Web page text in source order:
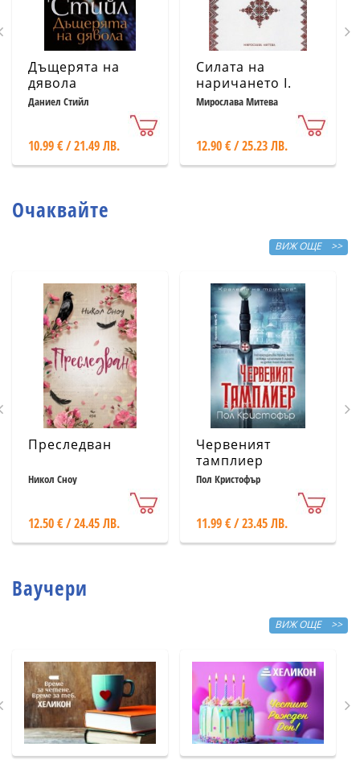
Дъщерята на
дявола
Даниел Стийл
10.99 € / 21.49 ЛВ.
Силата на
наричането І.
Тайната на
български
обичаи, които
Мирослава Митева
12.90 € / 25.23 ЛВ.
Очаквайте
ВИЖ ОЩЕ >>
Преследван
Никол Сноу
12.50 € / 24.45 ЛВ.
Червеният
тамплиер
Пол Кристофър
11.99 € / 23.45 ЛВ.
Ваучери
ВИЖ ОЩЕ >>